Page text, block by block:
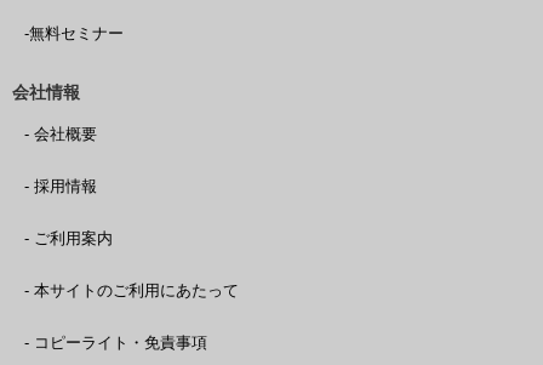
-無料セミナー
会社情報
- 会社概要
- 採用情報
- ご利用案内
- 本サイトのご利用にあたって
- コピーライト・免責事項